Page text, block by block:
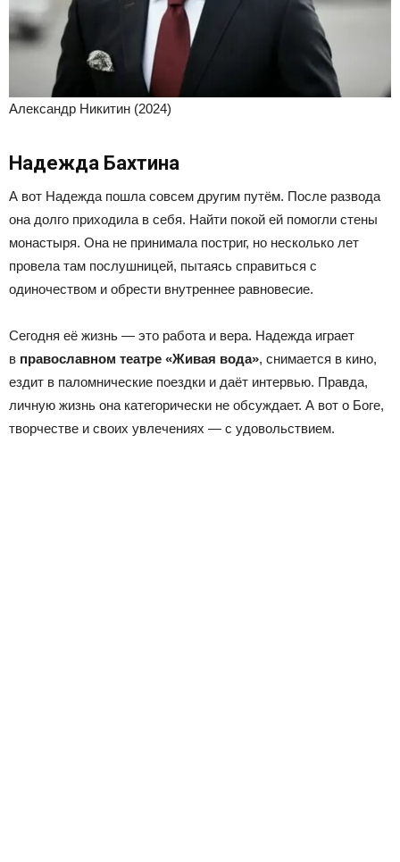
Александр Никитин (2024)
Надежда Бахтина
А вот Надежда пошла совсем другим путём. После развода
она долго приходила в себя. Найти покой ей помогли стены
монастыря. Она не принимала постриг, но несколько лет
провела там послушницей, пытаясь справиться с
одиночеством и обрести внутреннее равновесие.
Сегодня её жизнь — это работа и вера. Надежда играет
в православном театре «Живая вода», снимается в кино,
ездит в паломнические поездки и даёт интервью. Правда,
личную жизнь она категорически не обсуждает. А вот о Боге,
творчестве и своих увлечениях — с удовольствием.